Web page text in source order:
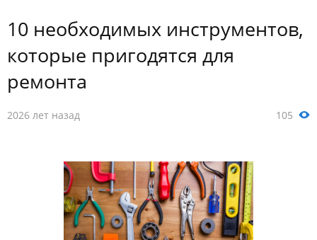
10 необходимых инструментов,
которые пригодятся для
ремонта
2026 лет назад 105